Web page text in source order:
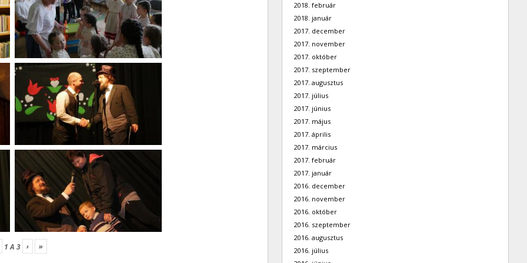
1A 3 › »
2018. február
2018. január
2017. december
2017. november
2017. október
2017. szeptember
2017. augusztus
2017. július
2017. június
2017. május
2017. április
2017. március
2017. február
2017. január
2016. december
2016. november
2016. október
2016. szeptember
2016. augusztus
2016. július